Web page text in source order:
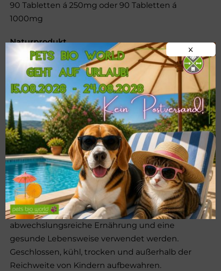
90 Tabletten á 250mg oder 90 Tabletten á
1000mg
Naturprodukt
Die Zusammensetzung dieser Kräuterformel
ist in der Herstellung immer gleich, aber da es
ein Naturprodukt ist können Farbe, Geruch
und Geschmack wechseln. Es ist ein reines
Naturprodukt, ohne chemische Zusätze, wie
Gluten, Hefe, Farb- und Duftstoffe oder
Konservierungsstoffe.
Wichtige Hinweise
Die angegebene empfohlene tägliche
Verzehrmenge darf nicht überschritten
werden. Nahrungsergänzungsmittel dürfen
nicht als Ersatz für eine ausgewogene,
abwechslungsreiche Ernährung und eine
gesunde Lebensweise verwendet werden.
Geschlossen, kühl, trocken und außerhalb der
Reichweite von Kindern aufbewahren.
X